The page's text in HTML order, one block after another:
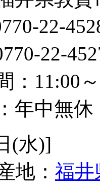
22-
22-
：11:00
年中無休
(水)]
地： 福井